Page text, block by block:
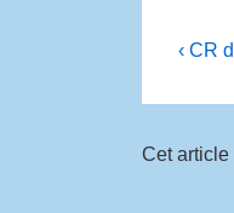
‹ CR
Cet article